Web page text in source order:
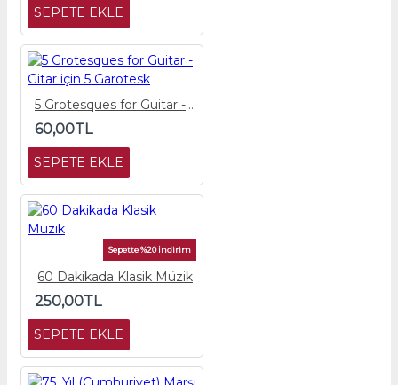
SEPETE EKLE
5 Grotesques for Guitar - Gitar için 5 Garotesk
60,00TL
SEPETE EKLE
Sepette %20 İndirim
60 Dakikada Klasik Müzik
250,00TL
SEPETE EKLE